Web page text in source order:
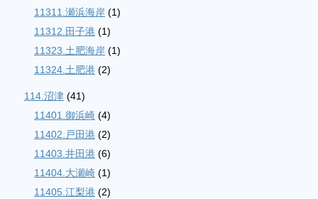
11311.瀬浜海岸 (1)
11312.田子港 (1)
11323.土肥海岸 (1)
11324.土肥港 (2)
114.沼津 (41)
11401.御浜崎 (4)
11402.戸田港 (2)
11403.井田港 (6)
11404.大瀬崎 (1)
11405.江梨港 (2)